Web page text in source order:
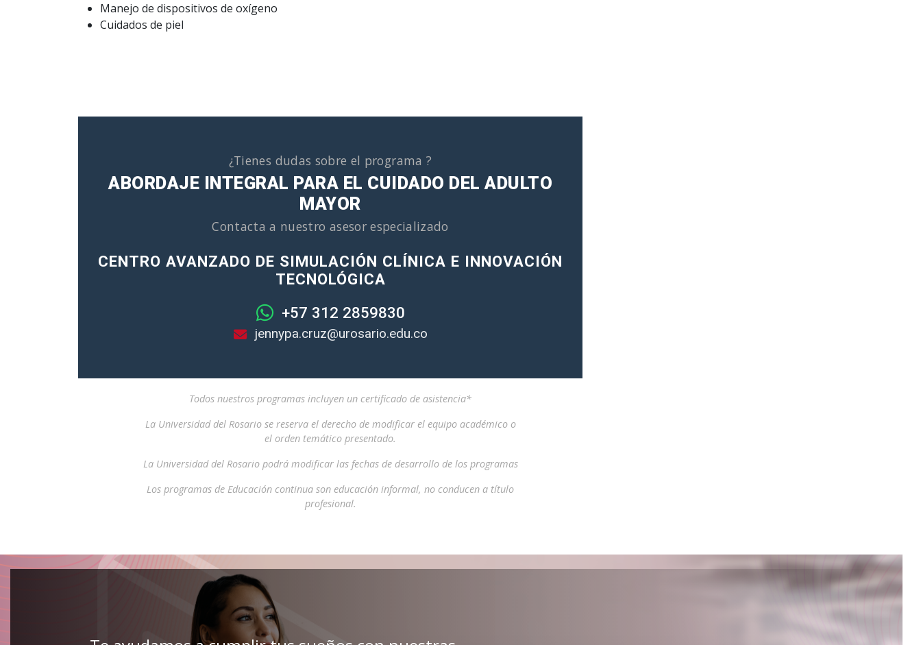
Manejo de dispositivos de oxígeno
Cuidados de piel
¿Tienes dudas sobre el programa ?
ABORDAJE INTEGRAL PARA EL CUIDADO DEL ADULTO
MAYOR
Contacta a nuestro asesor especializado
CENTRO AVANZADO DE SIMULACIÓN CLÍNICA E INNOVACIÓN
TECNOLÓGICA
+57 312 2859830
jennypa.cruz@urosario.edu.co
Todos nuestros programas incluyen un certificado de asistencia*
La Universidad del Rosario se reserva el derecho de modificar el equipo académico o
el orden temático presentado.
La Universidad del Rosario podrá modificar las fechas de desarrollo de los programas
Los programas de Educación continua son educación informal, no conducen a título
profesional.